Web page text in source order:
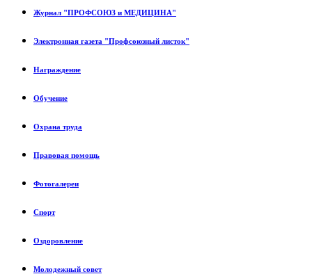
Журнал "ПРОФСОЮЗ и МЕДИЦИНА"
Электронная газета "Профсоюзный листок"
Награждение
Обучение
Охрана труда
Правовая помощь
Фотогалереи
Спорт
Оздоровление
Молодежный совет